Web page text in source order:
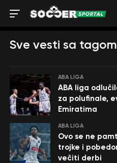
Sve vesti sa
ABA LIGA
ABA liga
za polufinale,
Emiratima
ABA LIGA
Ovo se ne
trojke i
večiti derbi